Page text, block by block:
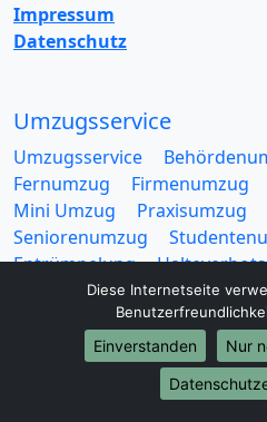
Impressum
Datenschutz
Umzugsservice
Umzugsservice
Fernumzug
Firmenumzug
Mini Umzug
Praxisumzug
Seniorenumzug
Entrümpelung
Möbellift
Möbelmitfahrzentrale
Diese Internetseite
Einverstanden
Nur